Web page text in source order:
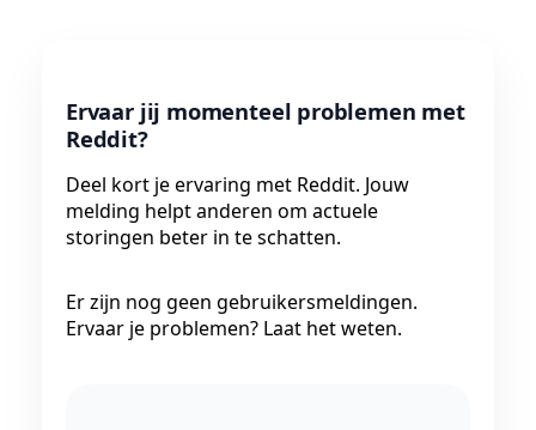
Ervaar jij momenteel problemen met
Reddit?
Deel kort je ervaring met Reddit. Jouw
melding helpt anderen om actuele
storingen beter in te schatten.
Er zijn nog geen gebruikersmeldingen.
Ervaar je problemen? Laat het weten.